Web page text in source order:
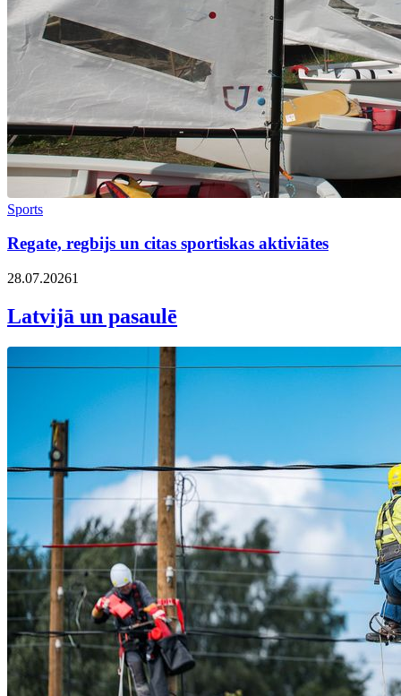
Sports
Regate, regbijs un citas sportiskas aktiviātes
28.07.20261
Latvijā un pasaulē